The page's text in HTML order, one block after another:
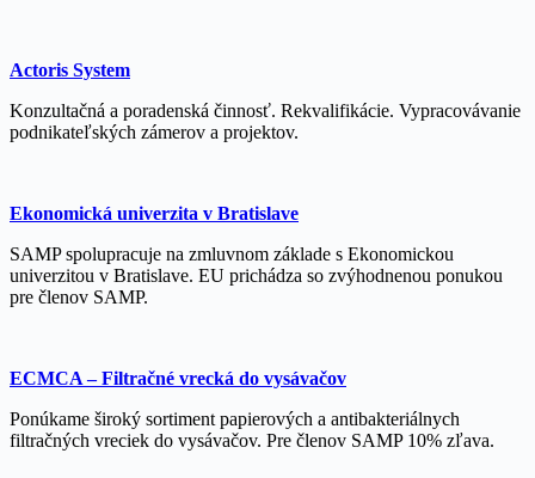
Actoris System
Konzultačná a poradenská činnosť. Rekvalifikácie. Vypracovávanie
podnikateľských zámerov a projektov.
Ekonomická univerzita v Bratislave
SAMP spolupracuje na zmluvnom základe s Ekonomickou
univerzitou v Bratislave. EU prichádza so zvýhodnenou ponukou
pre členov SAMP.
ECMCA – Filtračné vrecká do vysávačov
Ponúkame široký sortiment papierových a antibakteriálnych
filtračných vreciek do vysávačov. Pre členov SAMP 10% zľava.